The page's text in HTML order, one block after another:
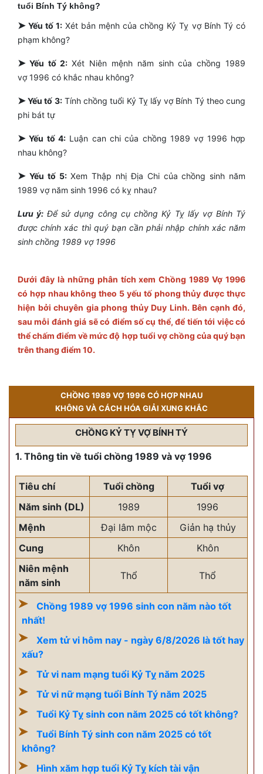
tuổi Bính Tý không?
➤ Yếu tố 1: Xét bản mệnh của chồng Kỷ Tỵ vợ Bính Tý có
phạm không?
➤Yếu tố 2:Xét Niên mệnh năm sinh của chồng 1989
vợ 1996 có khắc nhau không?
➤ Yếu tố 3:Tính chồng tuổi Kỷ Tỵ lấy vợ Bính Tý theo cung
phi bát tự
➤ Yếu tố 4: Luận can chi của chồng 1989 vợ 1996 hợp
nhau không?
➤ Yếu tố 5:Xem Thập nhị Địa Chi của chồng sinh năm
1989 vợ năm sinh 1996 có kỵ nhau?
Lưu ý: Để sử dụng công cụ chồng Kỷ Tỵ lấy vợ Bính Tý
được chính xác thì quý bạn cần phải nhập chính xác năm
sinh chồng 1989 vợ 1996
Dưới đây là những phân tích xem Chồng 1989 Vợ 1996
có hợp nhau không theo 5 yếu tố phong thủy được thực
hiện bởi chuyên gia phong thủy Duy Linh. Bên cạnh đó,
sau mỗi đánh giá sẽ có điểm số cụ thể, để tiến tới việc có
thể chấm điểm về mức độ hợp tuổi vợ chồng của quý bạn
trên thang điểm 10.
CHỒNG 1989 VỢ 1996 CÓ HỢP NHAU
KHÔNG VÀ CÁCH HÓA GIẢI XUNG KHẮC
CHỒNG KỶ TỴ VỢ BÍNH TÝ
1. Thông tin về tuổi chồng 1989 và vợ 1996
Tiêu chí Tuổi chồng
Tuổi vợ
Năm sinh (DL)
1989
1996
Mệnh
Đại lâm mộc
Giản hạ thủy
Cung
Khôn
Khôn
Niên mệnh
năm sinh
Thổ Thổ
Chồng 1989 vợ 1996 sinh con năm nào tốt
nhất!
Xem tử vi hôm nay - ngày 6/8/2026 là tốt hay
xấu?
Tử vi nam mạng tuổi Kỷ Tỵ năm 2025
Tử vi nữ mạng tuổi Bính Tý năm 2025
Tuổi Kỷ Tỵ sinh con năm 2025 có tốt không?
Tuổi Bính Tý sinh con năm 2025 có tốt
không?
Hình xăm hợp tuổi Kỷ Tỵ kích tài vận